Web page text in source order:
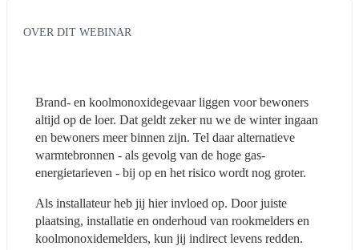
OVER DIT WEBINAR
Brand- en koolmonoxidegevaar liggen voor bewoners
altijd op de loer. Dat geldt zeker nu we de winter ingaan
en bewoners meer binnen zijn. Tel daar alternatieve
warmtebronnen - als gevolg van de hoge gas-
energietarieven - bij op en het risico wordt nog groter.
Als installateur heb jij hier invloed op. Door juiste
plaatsing, installatie en onderhoud van rookmelders en
koolmonoxidemelders, kun jij indirect levens redden.